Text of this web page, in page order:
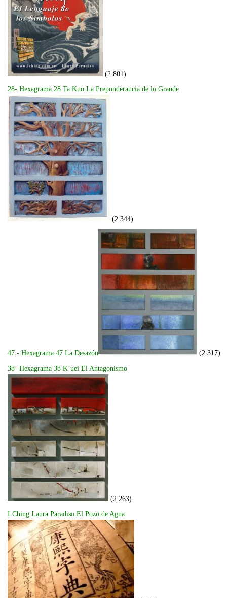
(2.801)
28- Hexagrama 28 Ta Kuo La Preponderancia de lo Grande
(2.344)
47.- Hexagrama 47 La Desazón
(2.317)
38- Hexagrama 38 K’uei El Antagonismo
(2.263)
I Ching Laura Paradiso El Pozo de Agua